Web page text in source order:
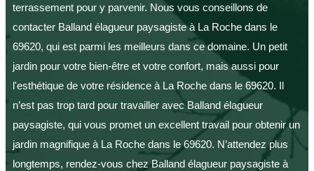
terrassement pour y parvenir. Nous vous conseillons de
contacter Balland élagueur paysagiste à La Roche dans le
69620, qui est parmi les meilleurs dans ce domaine. Un petit
jardin pour votre bien-être et votre confort, mais aussi pour
l'esthétique de votre résidence à La Roche dans le 69620. Il
n’est pas trop tard pour travailler avec Balland élagueur
paysagiste, qui vous promet un excellent travail pour obtenir un
jardin magnifique à La Roche dans le 69620. N’attendez plus
longtemps, rendez-vous chez Balland élagueur paysagiste à